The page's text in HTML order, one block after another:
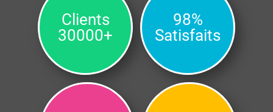
Clients
30000+
98%
Satisfaits